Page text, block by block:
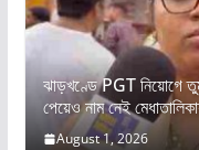
ঝাড়খণ্ডে PGT নিয়োগে
পেয়েও নাম নেই
August 1, 2026